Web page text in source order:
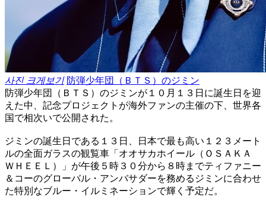
사진 크게보기 防弾少年団（ＢＴＳ）のジミン
防弾少年団（ＢＴＳ）のジミンが１０月１３日に誕生日を迎
えた中、記念プロジェクトが海外ファンの主催の下、世界各
国で相次いで公開された。
ジミンの誕生日である１３日、日本で最も高い１２３メート
ルの全面ガラスの観覧車「オオサカホイール（ＯＳＡＫＡ
ＷＨＥＥＬ）」が午後５時３０分から８時までティファニー
＆コーのグローバル・アンバサダーを務めるジミンに合わせ
た特別なブルー・イルミネーションで輝く予定だ。